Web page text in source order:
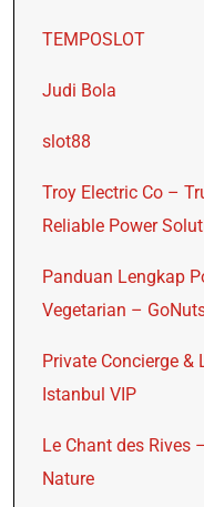
TEMPOSLOT
Judi Bola
slot88
Troy Electric Co –
Reliable Power
Panduan Lengkap
Vegetarian –
Private Concierge &
Istanbul VIP
Le Chant des Rives
Nature